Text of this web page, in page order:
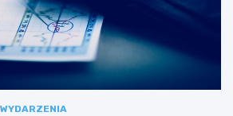
WYDARZENIA